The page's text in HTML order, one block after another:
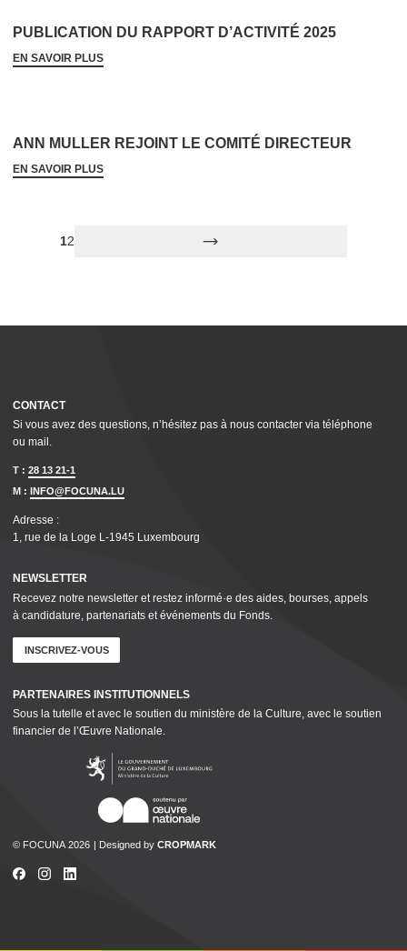
PUBLICATION DU RAPPORT D’ACTIVITÉ 2025
EN SAVOIR PLUS
ANN MULLER REJOINT LE COMITÉ DIRECTEUR
EN SAVOIR PLUS
12
CONTACT
Si vous avez des questions, n’hésitez pas à nous contacter via téléphone
ou mail.
T : 28 13 21-1
M : INFO@FOCUNA.LU
Adresse :
1, rue de la Loge L‑1945 Luxembourg
NEWSLETTER
Recevez notre newsletter et restez informé·e des aides, bourses, appels
à candidature, parte­nar­i­ats et événements du Fonds.
INSCRIVEZ-VOUS
PARTENAIRES INSTI­TU­TION­NELS
Sous la tutelle et avec le soutien du ministère de la Culture, avec le soutien
financier de l’Œuvre Nationale.
© FOCUNA 2026 Designed by CROPMARK